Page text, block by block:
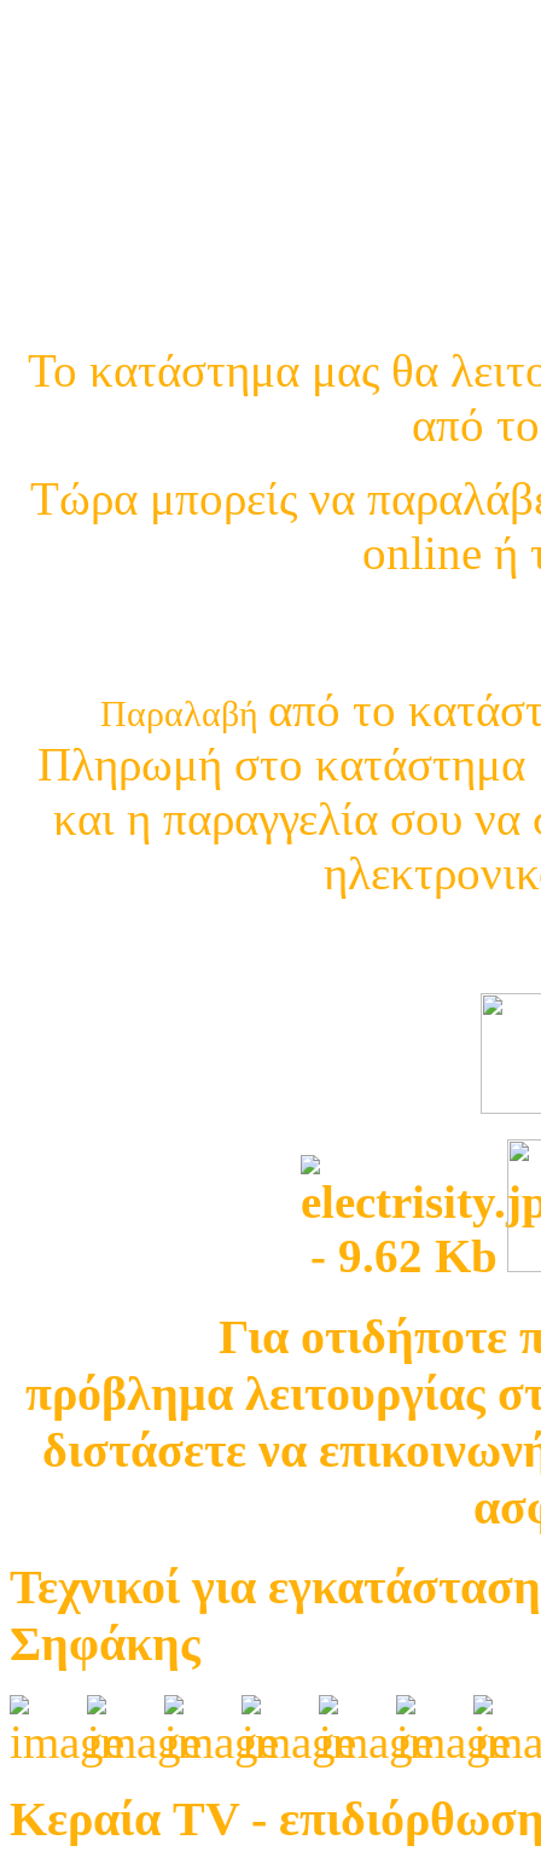
Το κατάστημα μας θα
από
Τώρα μπορείς να
online ή
Παραλαβή από το
Πληρωμή στο κατάστημα
και η παραγγελία σου
Για οτιδήποτε
πρόβλημα λειτουργίας
διστάσετε να
Τεχνικοί για
Σηφάκης
Κεραία TV -